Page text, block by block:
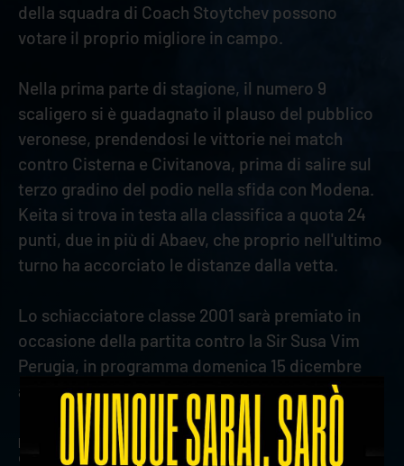
della squadra di Coach Stoytchev possono
votare il proprio migliore in campo.
Nella prima parte di stagione, il numero 9
scaligero si è guadagnato il plauso del pubblico
veronese, prendendosi le vittorie nei match
contro Cisterna e Civitanova, prima di salire sul
terzo gradino del podio nella sfida con Modena.
Keita si trova in testa alla classifica a quota 24
punti, due in più di Abaev, che proprio nell'ultimo
turno ha accorciato le distanze dalla vetta.
Lo schiacciatore classe 2001 sarà premiato in
occasione della partita contro la Sir Susa Vim
Perugia, in programma domenica 15 dicembre
alle ore 18.00.
precedente:
rana verona sfida piacenza in casa nei quarti
di coppa italia il 29 dicembre